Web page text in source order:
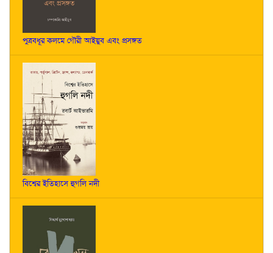
পুত্রবধূর কলমে গৌরী আইয়ুব এবং প্রসঙ্গত
বিশ্বের ইতিহাসে হুগলি নদী